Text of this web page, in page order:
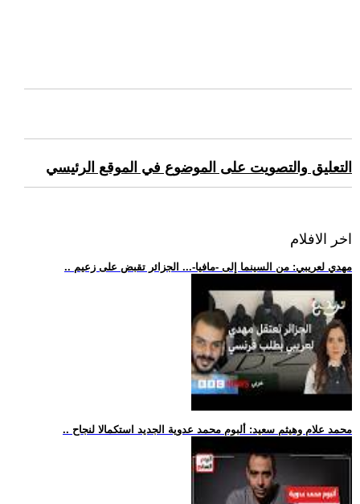
التعليق والتصويت على الموضوع في الموقع الرئيسي
اخر الافلام
.. مهدي لعريبي: من السينما إلى -مافيا-... الجزائر تقبض على زعيم
.. محمد علام وهيثم سعيد: ألبوم محمد عدوية الجديد استكمالا لنجاح